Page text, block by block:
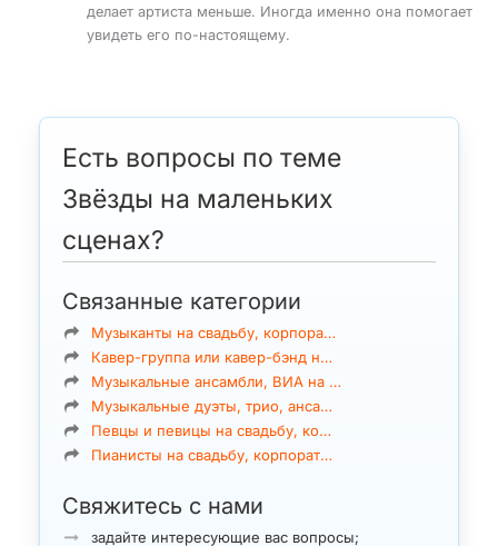
делает артиста меньше. Иногда именно она помогает
увидеть его по-настоящему.
Есть вопросы по теме
Звёзды на маленьких
сценах?
Связанные категории
Музыканты на свадьбу, корпора…
Кавер-группа или кавер-бэнд н…
Музыкальные ансамбли, ВИА на …
Музыкальные дуэты, трио, анса…
Певцы и певицы на свадьбу, ко…
Пианисты на свадьбу, корпорат…
Свяжитесь с нами
задайте интересующие вас вопросы;